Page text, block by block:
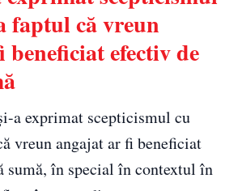
faptul că vreun
efectiv de
a exprimat scepticismul cu
vreun angajat ar fi beneficiat
sumă, în special în contextul în